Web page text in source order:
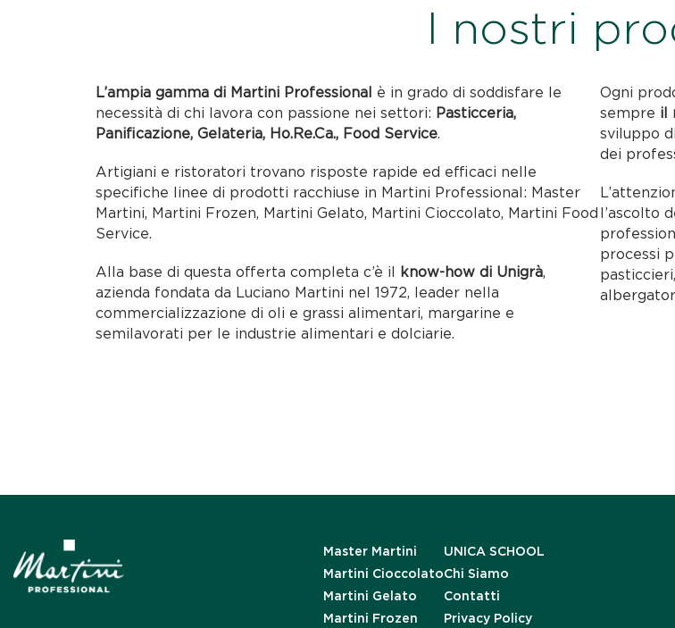
I nostri
L’ampia gamma di Martini Professional è in grado di soddisfare le
necessità di chi lavora con passione nei settori: Pasticceria,
Panificazione, Gelateria, Ho.Re.Ca., Food Service.
Artigiani e ristoratori trovano risposte rapide ed efficaci nelle
specifiche linee di prodotti racchiuse in Martini Professional: Master
Martini, Martini Frozen, Martini Gelato, Martini Cioccolato, Martini Food
Service.
Alla base di questa offerta completa c’è il know-how di Unigrà,
azienda fondata da Luciano Martini nel 1972, leader nella
commercializzazione di oli e grassi alimentari, margarine e
semilavorati per le industrie alimentari e dolciarie.
Ogni
sempre il
sviluppo di
dei
l’ascolto
processi
Master Martini
Martini Cioccolato
Martini Gelato
Martini Frozen
UNICA SCHOOL
Chi Siamo
Contatti
Privacy Policy